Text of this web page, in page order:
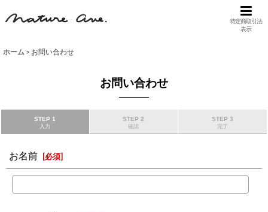
特定商取引法
表示
ホーム > お問い合わせ
お問い合わせ
STEP 1
入力
STEP 2
確認
STEP 3
完了
お名前 [必須]